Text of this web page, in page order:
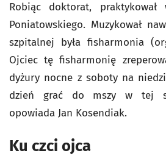
Robiąc doktorat,
Poniatowskiego. Muzykował
szpitalnej była fisharmonia
Ojciec tę fisharmonię
dyżury nocne z soboty na
dzień grać do mszy w tej
opowiada Jan Kosendiak.
Ku czci ojca